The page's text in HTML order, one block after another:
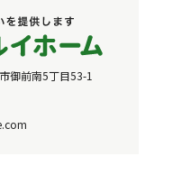
御前南5丁目53-1